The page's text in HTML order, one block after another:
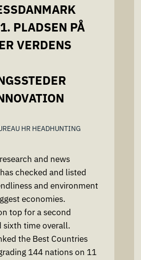
PLADSEN PÅ
VERDENS
HR HEADHUNTING
and news
checked and listed
and environment
economies.
top for a second
sixth time overall.
the Best Countries
144 nations on 11